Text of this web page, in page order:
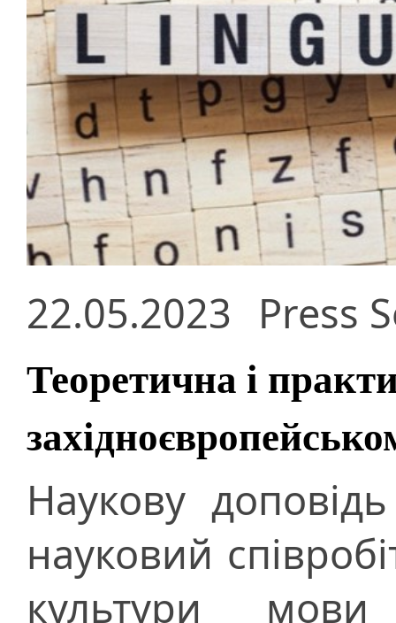
22.05.2023 Press
Теоретична і
Наукову
науковий
культури мови